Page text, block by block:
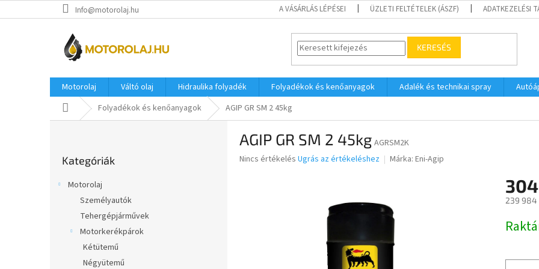
a
Info@motorolaj.hu A VÁSÁRLÁS LÉPÉSEI ÜZLETI FELTÉTELEK (ÁSZF) ADATKEZELÉSI
KERESÉS
Motorolaj Váltó olaj Hidraulika folyadék Folyadékok és kenőanyagok Adalék és technikai spray
KezdőlapFolyadékok és kenőanyagok AGIP GR SM 2 45kg
átugrása
Kategóriák
Motorolaj
Személyautók
Tehergépjárművek
Motorkerékpárok
Kétütemű
Négyütemű
AGIP GR SM 2 45kg AGRSM2K
A
Nincs értékelés Ugrás az értékeléshez Márka: Eni-Agip
239 984